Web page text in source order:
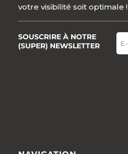
votre visibilité soit optimale !
SOUSCRIRE À NOTRE
(SUPER) NEWSLETTER